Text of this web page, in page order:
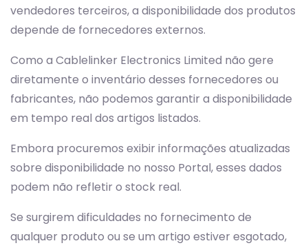
vendedores terceiros, a disponibilidade dos produtos
depende de fornecedores externos.
Como a Cablelinker Electronics Limited não gere
diretamente o inventário desses fornecedores ou
fabricantes, não podemos garantir a disponibilidade
em tempo real dos artigos listados.
Embora procuremos exibir informações atualizadas
sobre disponibilidade no nosso Portal, esses dados
podem não refletir o stock real.
Se surgirem dificuldades no fornecimento de
qualquer produto ou se um artigo estiver esgotado,